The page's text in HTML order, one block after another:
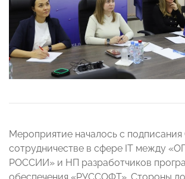
Мероприятие началось с
сотрудничестве в сфере IT между
РОССИИ» и НП разработчиков